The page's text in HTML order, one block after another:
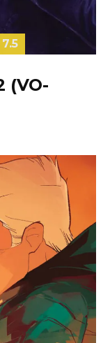
7.5
(VO-